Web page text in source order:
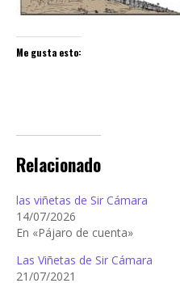
Me gusta esto:
Relacionado
las viñetas de Sir Cámara
14/07/2026
En «Pájaro de cuenta»
Las Viñetas de Sir Cámara
21/07/2021